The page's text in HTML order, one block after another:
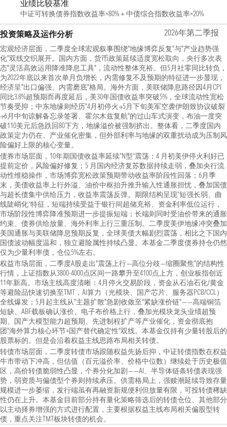
业绩比较基准
中证可转换债券指数收益率×80%＋中债综合指数收益率×20%
投资策略及运作分析 2026年第二季报
宏观经济层面，二季度全球宏观叙事围绕"地缘博弈反复"与"产业趋势强
化"双线交织展开。国内方面，货币政策延续适度宽松取向，央行多次表
态"灵活高效运用降准降息工具"，流动性整体充裕。但5月社零同比转负，
为2022年底以来首次单月负增长，内需修复不及预期的特征进一步显现，
经济呈"出口偏强、内需磨底"格局。海外方面，美联储降息路径因4月CPI
同比3.8%超预期而再度延后，美30年国债收益率突破5%，全球流动性宽松
节奏受抑；中东地缘则经历"4月初停火→5月下旬美军空袭伊朗致协议破裂
→6月中旬谅解备忘录签署、霍尔木兹复航"的过山车式演变，布油一度突
破110美元后急跌回80下方，地缘溢价被强制挤出。整体看，二季度国内
政策定力仍在、产业催化密集，但外部利率与地缘的双重扰动成为压制风
险偏好上限的核心变量。
债券市场层面，10年期国债收益率延续“N型”震荡：4 月初美伊停火利好已
提前定价，风险偏好修复；5 月国内经济复苏数据持续走弱，叠加央行流
动性维稳操作，市场博弈宽松政策预期带动收益率阶段性回落；6月季
末，美债收益率上行外溢、油价中枢抬升推升输入性通胀担忧，叠加国债
与超长债集中供给压力，收益率震荡反弹。期限结构呈现“短强长弱、曲
线陡峭化”特征，短端持续受益于银行间超储充裕、资金利率低位运行，
市场阶段性博弈降准预期进一步提振短端；长端则同时受油价带来的通胀
约束、债券供给放量、海外利率上行三重压制。二季度美伊地缘冲突叠加
美国通胀与美联储降息预期反复，全球美债大幅剧烈震荡，相比之下国内
国债波动幅度温和，独立避险属性持续凸显。本基金二季度债券持仓仍然
仅为少量利率债，仓位5%左右。
权益市场层面，二季度A股走出"震荡上行—高位分歧—缩圈聚焦"的结构性
行情，上证指数从3800-4000点区间一路攀升至4100点上方，创业板指创近
11年新高。市场主线高度清晰：4月停火交易阶段，资金从石油石化/黄金
等避险品快速切换至TMT，AI算力（光模块、国产芯片、服务器PCB/CCL）
全线爆发；5月起主线从"主题扩散"急剧收敛至"紧缺涨价链"——高端铜箔
短缺、ABF载板确认涨价、电子布价格上行，叠加光模块龙头业绩超预
期、国产大模型能力超预期、先进制程扩产等产业催化，资金彻底抱
团"海外算力核心环节+国产替代确定性"双线。本基金仅持有少量转股后的
股票标的。但是会沿着权益主线思路布局相关转债。
转债市场层面，二季度转债市场跟随权益先扬后抑，中证转债指数在权益
牛市带动下冲高，但估值（百元溢价率、价格中位数）继续处于历史极值
区，高价转债脆弱性凸显，个券分化加剧——AI、半导体链条转债表现强
势，弱资质与偏债型个券则持续承压。供需格局上，强赎潮延续导致存量
规模进一步萎缩，发行端虽有再融资新规便利但放量有限，可投转债稀缺
性仍在上升。本基金目前部分持有量化策略筛选后的转债仓位、其他部分
以主动择券增强的方式进行配置，主要根据权益主线布局相关偏股型转
债，重点关注TMT板块转债的机会。